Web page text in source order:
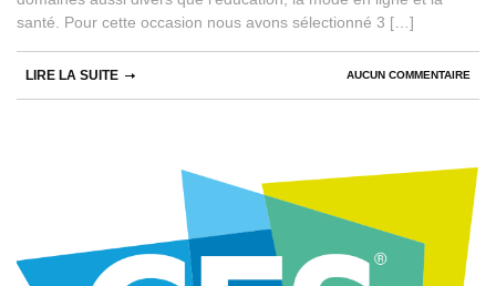
santé. Pour cette occasion nous avons sélectionné 3 […]
AUCUN COMMENTAIRE
LIRE LA SUITE